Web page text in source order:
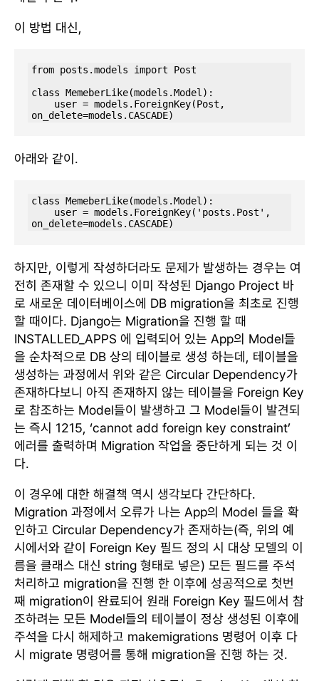
이 방법 대신,
from posts.models import Post
class MemeberLike(models.Model):
on_delete=models.CASCADE)
아래와 같이.
class MemeberLike(models.Model):
on_delete=models.CASCADE)
하지만, 이렇게 작성하더라도 문제가 발생하는 경우는 여
전히 존재할 수 있으니 이미 작성된 Django Project 바
로 새로운 데이터베이스에 DB migration을 최초로 진행
할 때이다. Django는 Migration을 진행 할 때
INSTALLED_APPS 에 입력되어 있는 App의 Model들
을 순차적으로 DB 상의 테이블로 생성 하는데, 테이블을
생성하는 과정에서 위와 같은 Circular Dependency가
존재하다보니 아직 존재하지 않는 테이블을 Foreign Key
로 참조하는 Model들이 발생하고 그 Model들이 발견되
는 즉시 1215, ‘cannot add foreign key constraint’
에러를 출력하며 Migration 작업을 중단하게 되는 것 이
다.
이 경우에 대한 해결책 역시 생각보다 간단하다.
Migration 과정에서 오류가 나는 App의 Model 들을 확
인하고 Circular Dependency가 존재하는(즉, 위의 예
시에서와 같이 Foreign Key 필드 정의 시 대상 모델의 이
름을 클래스 대신 string 형태로 넣은) 모든 필드를 주석
처리하고 migration을 진행 한 이후에 성공적으로 첫번
째 migration이 완료되어 원래 Foreign Key 필드에서 참
조하려는 모든 Model들의 테이블이 정상 생성된 이후에
주석을 다시 해제하고 makemigrations 명령어 이후 다
시 migrate 명령어를 통해 migration을 진행 하는 것.